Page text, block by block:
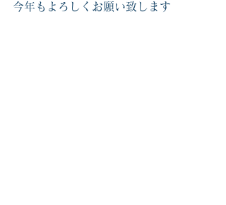
今年もよろしくお願い致します